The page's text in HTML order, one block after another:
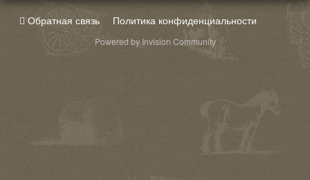
Обратная связь Политика конфиденциальности
Powered by Invision Community